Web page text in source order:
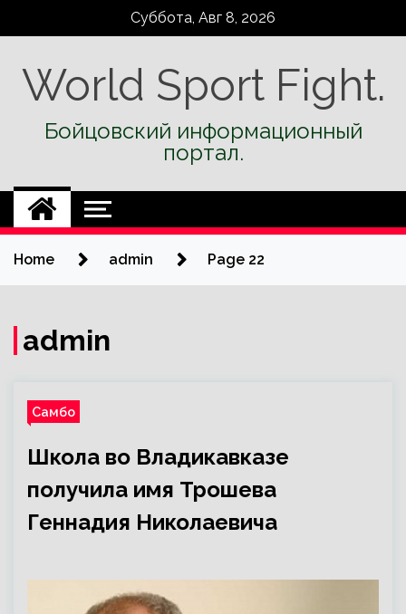
Суббота, Авг 8, 2026
World Sport Fight.
Бойцовский информационный
портал.
Home admin Page 22
admin
Самбо
Школа во Владикавказе
получила имя Трошева
Геннадия Николаевича